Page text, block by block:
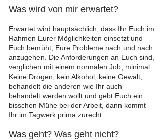
Was wird von mir erwartet?
Erwartet wird hauptsächlich, dass Ihr Euch im
Rahmen Eurer Möglichkeiten einsetzt und
Euch bemüht, Eure Probleme nach und nach
anzugehen. Die Anforderungen an Euch sind,
verglichen mit einem normalen Job, minimal:
Keine Drogen, kein Alkohol, keine Gewalt,
behandelt die anderen wie Ihr auch
behandelt werden wollt und gebt Euch ein
bisschen Mühe bei der Arbeit, dann kommt
Ihr im Tagwerk prima zurecht.
Was geht? Was geht nicht?